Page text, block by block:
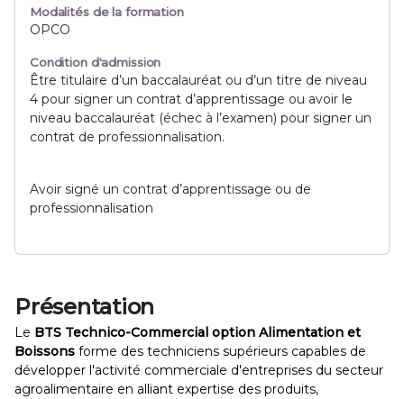
Présentation
Le BTS Technico-Commercial option Alimentation et
Boissons forme des techniciens supérieurs capables de
développer l'activité commerciale d'entreprises du secteur
agroalimentaire en alliant expertise des produits,
Modalités de la formation
OPCO
Condition d'admission
Être titulaire d’un baccalauréat ou d’un titre de niveau
4 pour signer un contrat d’apprentissage ou avoir le
niveau baccalauréat (échec à l’examen) pour signer un
contrat de professionnalisation.
Avoir signé un contrat d’apprentissage ou de
professionnalisation